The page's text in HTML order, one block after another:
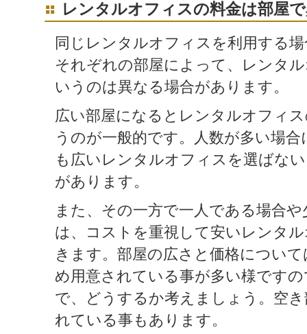
レンタルオフィスの料金は部屋
同じレンタルオフィスを利用する
それぞれの部屋によって、レンタ
いうのは異なる場合があります。
広い部屋になるとレンタルオフィ
うのが一般的です。人数が多い場
も広いレンタルオフィスを選ばな
があります。
また、その一方で一人である場合
は、コストを重視して安いレンタ
きます。部屋の広さと価格につい
め用意されている事が多い様です
で、どうするか考えましょう。空
れている事もあります。